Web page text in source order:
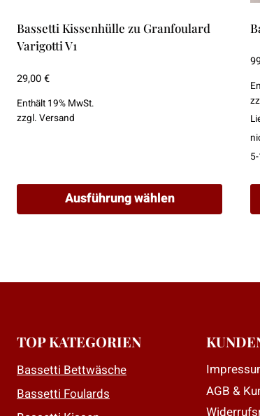
Bassetti Kissenhülle zu Granfoulard
Varigotti V1
29,00€
Enthält 19% MwSt.
zzgl. Versand
Ausführung wählen
mehrere
Die
können
auf
der
TOP KATEGORIEN
Bassetti Bettwäsche
Bassetti Foulards
AGB &